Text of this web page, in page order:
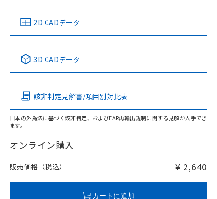
中国 RoHS 注意事項・凡例
Pb Hg Cd Cr(VI)
O
在庫等で未対応品が混在する可能性があります。
問い合わせください。
2D CADデータ
3D CADデータ
該非判定見解書/項目別対比表
日本の外為法に基づく該非判定、およびEAR再輸出規制に関する見解が入手でき
ます。
オンライン購入
販売価格（税込） ¥ 2,640
カートに追加